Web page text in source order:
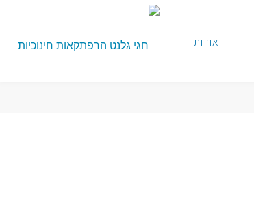
אודות